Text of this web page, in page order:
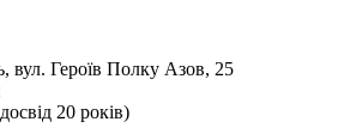
вул. Героїв Полку Азов, 25
20 років)